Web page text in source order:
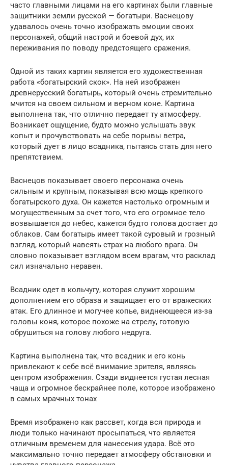
часто главными лицами на его картинах были главные
защитники земли русской — богатыри. Васнецову
удавалось очень точно изображать эмоции своих
персонажей, общий настрой и боевой дух, их
переживания по поводу предстоящего сражения.
Одной из таких картин является его художественная
работа «богатырский скок». На ней изображен
древнерусский богатырь, который очень стремительно
мчится на своем сильном и верном коне. Картина
выполнена так, что отлично передает ту атмосферу.
Возникает ощущение, будто можно услышать звук
копыт и прочувствовать на себе порывы ветра,
который дует в лицо всадника, пытаясь стать для него
препятствием.
Васнецов показывает своего персонажа очень
сильным и крупным, показывая всю мощь крепкого
богатырского духа. Он кажется настолько огромным и
могущественным за счет того, что его огромное тело
возвышается до небес, кажется будто голова достает до
облаков. Сам богатырь имеет такой суровый и грозный
взгляд, который навеять страх на любого врага. Он
словно показывает взглядом всем врагам, что расклад
сил изначально неравен.
Всадник одет в кольчугу, которая служит хорошим
дополнением его образа и защищает его от вражеских
атак. Его длинное и могучее копье, виднеющееся из-за
головы коня, которое похоже на стрелу, готовую
обрушиться на голову любого недруга.
Картина выполнена так, что всадник и его конь
привлекают к себе всё внимание зрителя, являясь
центром изображения. Сзади виднеется густая лесная
чаща и огромное бескрайнее поле, которое изображено
в самых мрачных тонах
Время изображено как рассвет, когда вся природа и
люди только начинают просыпаться, что является
отличным временем для нанесения удара. Всё это
максимально точно передает атмосферу обстановки и